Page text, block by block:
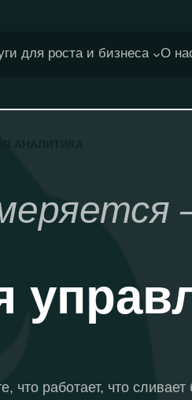
для роста и бизнеса О
что работает, что